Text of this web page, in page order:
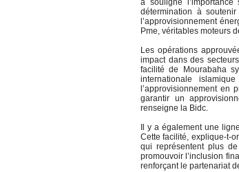
a souligné
détermination à
l’approvisionnement
Pme, véritables moteurs
Les opérations
impact dans des
facilité de Mourabaha
internationale
l’approvisionnement en
garantir un
renseigne la Bidc.
Il y a également une
Cette facilité, explique-t-
qui représentent plus
promouvoir l’inclusion
renforçant le partenariat